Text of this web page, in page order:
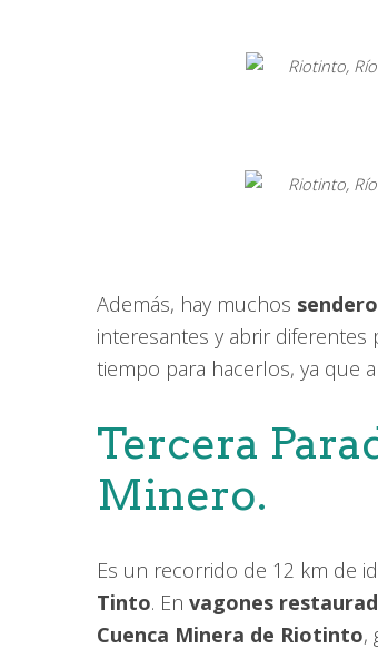
Además, hay muchos
interesantes y abrir diferentes
tiempo para hacerlos, ya que
Tercera
Minero.
Es un recorrido de 12 km de
Tinto. En vagones
Cuenca Minera de Riotinto,